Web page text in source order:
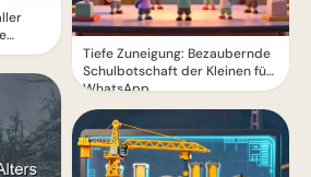
Tiefe Zuneigung: Bezaubernde
Schulbotschaft der Kleinen für
WhatsApp